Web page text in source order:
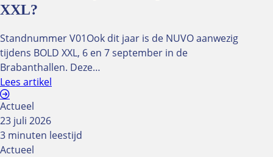
XXL?
Standnummer V01Ook dit jaar is de NUVO aanwezig
tijdens BOLD XXL, 6 en 7 september in de
Brabanthallen. Deze…
Lees artikel
Actueel
23 juli 2026
3 minuten leestijd
Actueel